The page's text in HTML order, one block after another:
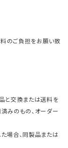
のご負担をお願い致
と交換または送料を
みのもの、オーダー
場合、同製品または